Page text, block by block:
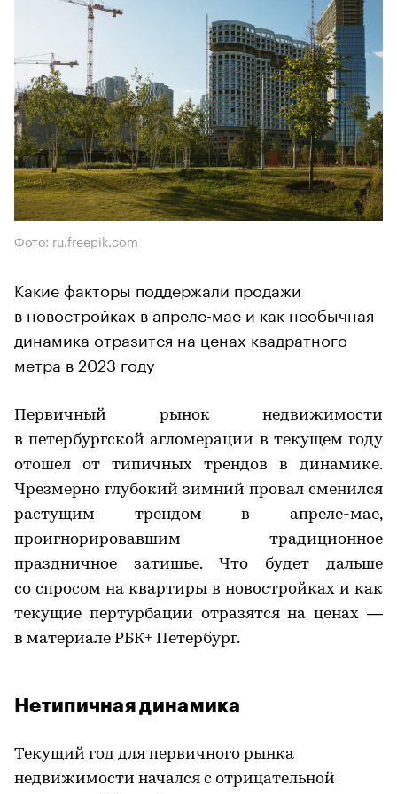
Фото: ru.freepik.com
Какие факторы поддержали продажи
в новостройках в апреле-мае и как необычная
динамика отразится на ценах квадратного
метра в 2023 году
Первичный рынок недвижимости
в петербургской агломерации в текущем году
отошел от типичных трендов в динамике.
Чрезмерно глубокий зимний провал сменился
растущим трендом в апреле-мае,
проигнорировавшим традиционное
праздничное затишье. Что будет дальше
со спросом на квартиры в новостройках и как
текущие пертурбации отразятся на ценах —
в материале РБК+ Петербург.
Нетипичная динамика
Текущий год для первичного рынка
недвижимости начался с отрицательной